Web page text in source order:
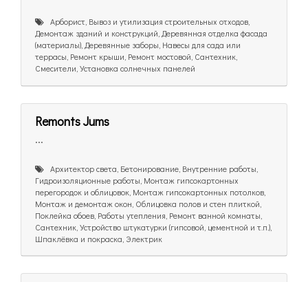
Арборист, Вывоз и утилизация строительных отходов,
Демонтаж зданий и конструкций, Деревянная отделка фасада
(материалы), Деревянные заборы, Навесы для сада или
террасы, Ремонт крыши, Ремонт мостовой, Сантехник,
Смесители, Установка солнечных панелей
Remonts Jums
...
Архитектор света, Бетонирование, Внутренние работы,
Гидроизоляционные работы, Монтаж гипсокартонных
перегородок и облицовок, Монтаж гипсокартонных потолков,
Монтаж и демонтаж окон, Облицовка полов и стен плиткой,
Поклейка обоев, Работы утепления, Ремонт ванной комнаты,
Сантехник, Устройство штукатурки (гипсовой, цементной и т.п.),
Шпаклёвка и покраска, Электрик